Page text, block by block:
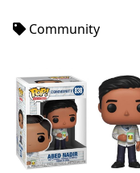
Community